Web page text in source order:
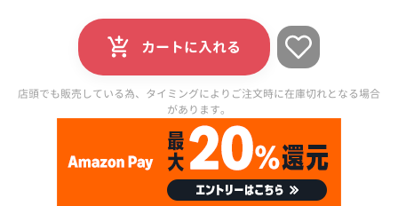
カートに入れる
店頭でも販売している為、タイミングによりご注文時に在庫切れとなる場合
があります。